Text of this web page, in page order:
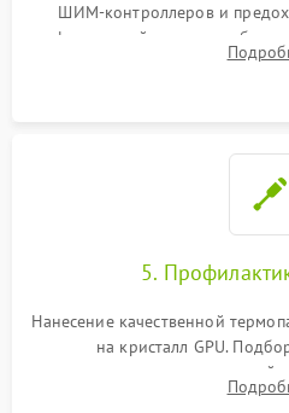
ШИМ-контроллеров и
инфракрасной станции
чипа и дефектной памяти
5.
Нанесение качественной
на кристалл GPU.
термопрокладок правильной
питания. Монтаж радиатора и